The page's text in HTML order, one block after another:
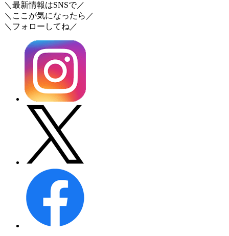
＼最新情報はSNSで／
＼ここが気になったら／
＼フォローしてね／